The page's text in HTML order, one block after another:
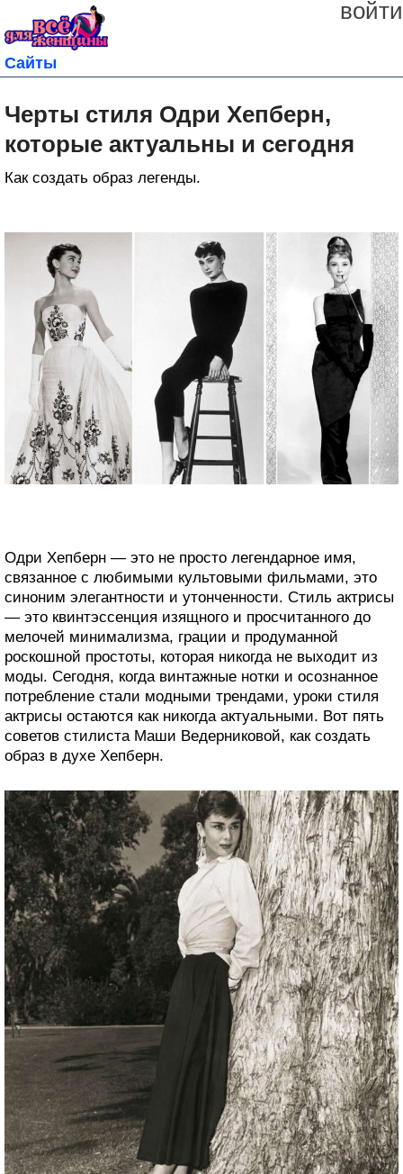
войти
Сайты
Черты стиля Одри Хепберн,
которые актуальны и сегодня
Как создать образ легенды.
Одри Хепберн — это не просто легендарное имя,
связанное с любимыми культовыми фильмами, это
синоним элегантности и утонченности. Стиль актрисы
— это квинтэссенция изящного и просчитанного до
мелочей минимализма, грации и продуманной
роскошной простоты, которая никогда не выходит из
моды. Сегодня, когда винтажные нотки и осознанное
потребление стали модными трендами, уроки стиля
актрисы остаются как никогда актуальными. Вот пять
советов стилиста Маши Ведерниковой, как создать
образ в духе Хепберн.